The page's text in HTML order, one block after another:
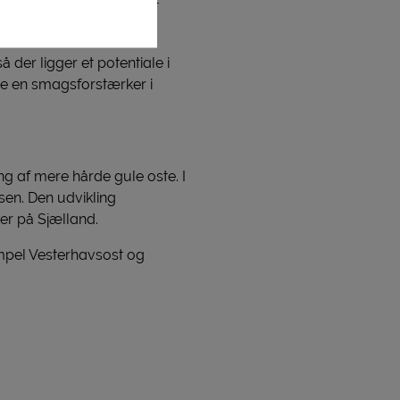
interesse for at
der ligger et potentiale i
en smagsforstærker i
af mere hårde gule oste. I
Den udvikling
på Sjælland.
Vesterhavsost og